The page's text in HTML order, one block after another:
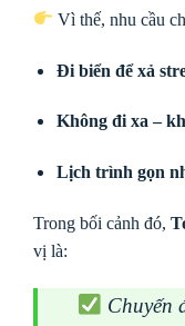
Vì thế, nhu cầu
Đi biển để xả
Không đi xa –
Lịch trình gọn
Trong bối cảnh đó,
vị là:
Chuyến